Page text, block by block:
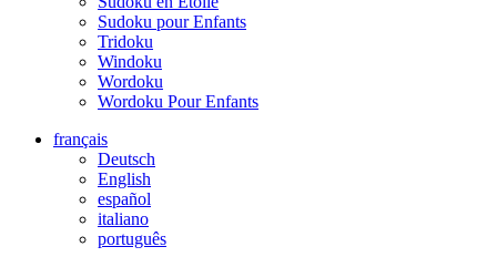
Sudoku pour Enfants
Tridoku
Windoku
Wordoku
Wordoku Pour Enfants
français
Deutsch
English
español
italiano
português